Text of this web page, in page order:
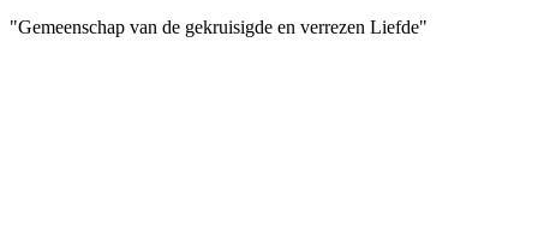
"Gemeenschap van de gekruisigde en verrezen Liefde"